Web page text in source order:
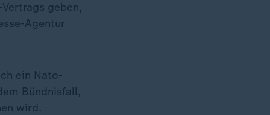
geben,
Agentur
ein Nato-
Bündnisfall,
wird.